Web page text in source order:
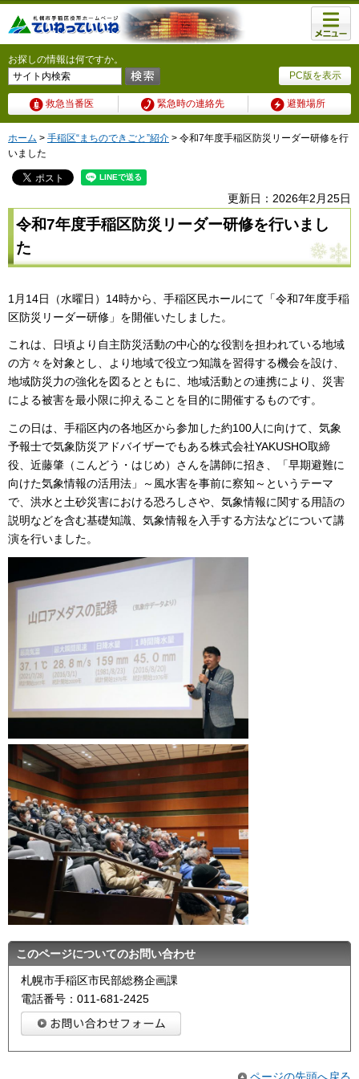
PC版を表示
お探しの情報は何ですか。
救急当番医 緊急時の連絡先 避難場所
メニュ
ー
ホーム > 手稲区“まちのできごと”紹介 > 令和7年度手稲区防災リーダー研修を行
いました
更新日：2026年2月25日
令和7年度手稲区防災リーダー研修を行いまし
た
1月14日（水曜日）14時から、手稲区民ホールにて「令和7年度手稲
区防災リーダー研修」を開催いたしました。
これは、日頃より自主防災活動の中心的な役割を担われている地域
の方々を対象とし、より地域で役立つ知識を習得する機会を設け、
地域防災力の強化を図るとともに、地域活動との連携により、災害
による被害を最小限に抑えることを目的に開催するものです。
この日は、手稲区内の各地区から参加した約100人に向けて、気象
予報士で気象防災アドバイザーでもある株式会社YAKUSHO取締
役、近藤肇（こんどう・はじめ）さんを講師に招き、「早期避難に
向けた気象情報の活用法」～風水害を事前に察知～というテーマ
で、洪水と土砂災害における恐ろしさや、気象情報に関する用語の
説明などを含む基礎知識、気象情報を入手する方法などについて講
演を行いました。
このページについてのお問い合わせ
札幌市手稲区市民部総務企画課
電話番号：011-681-2425